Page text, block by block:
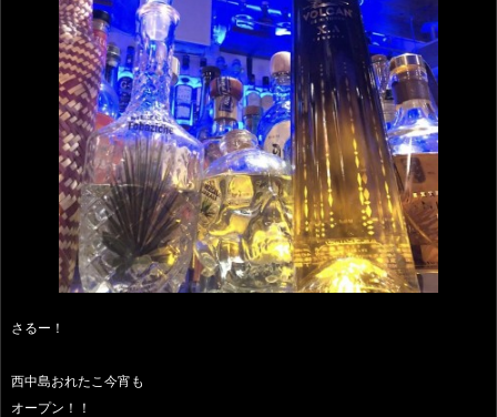
さるー！
西中島おれたこ今宵も
オープン！！